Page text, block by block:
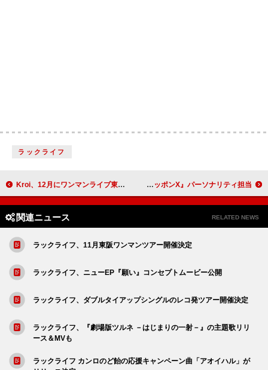
ラックライフ
Kroi、12月にワンマンライブ東京・大阪2都市で開催決定 BTSのJIMIN＆JUNG KOOK、『Are You Sure?!』で2人旅のコンビが『オールナイトニッポンX』パーソナリティ担当
関連ニュース RELATED NEWS
ラックライフ、11月東阪ワンマンツアー開催決定
ラックライフ、ニューEP『願い』コンセプトムービー公開
ラックライフ、ダブルタイアップシングルのレコ発ツアー開催決定
ラックライフ、『劇場版ツルネ －はじまりの一射－』の主題歌リリ
ース＆MVも
ラックライフ カンロのど飴の応援キャンペーン曲「アオイハル」が